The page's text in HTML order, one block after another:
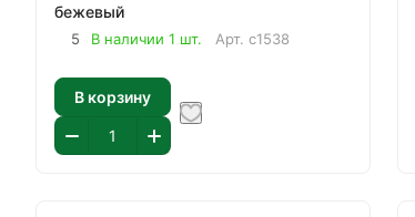
бежевый
5 В наличии 1 шт. Арт. с1538
В корзину